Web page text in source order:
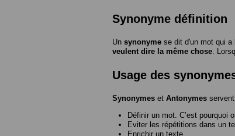
Synonyme définition
Un synonyme se dit d'un mot qui a
veulent dire la même chose .
Usage des
Synonymes et Antonymes
Définir un mot. C’est pourquoi
Eviter les répétitions dans un
Enrichir un texte.